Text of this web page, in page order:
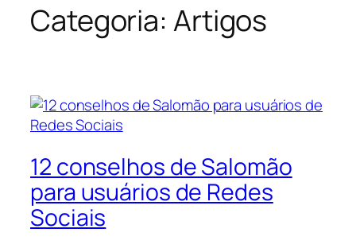
Categoria: Artigos
12 conselhos de Salomão
para usuários de Redes
Sociais